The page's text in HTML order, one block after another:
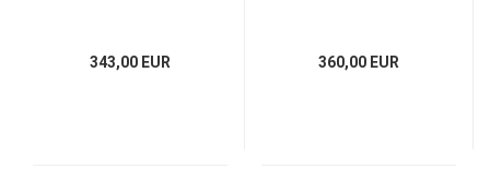
343,00 EUR 360,00 EUR